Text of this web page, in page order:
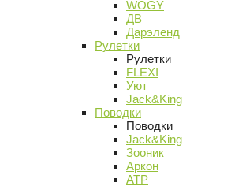
WOGY
ДВ
Дарэленд
Рулетки
Рулетки
FLEXI
Уют
Jack&King
Поводки
Поводки
Jack&King
Зооник
Аркон
АТР